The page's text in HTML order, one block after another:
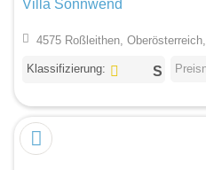
Villa Sonnwend
4575 Roßleithen,
Klassifizierung: